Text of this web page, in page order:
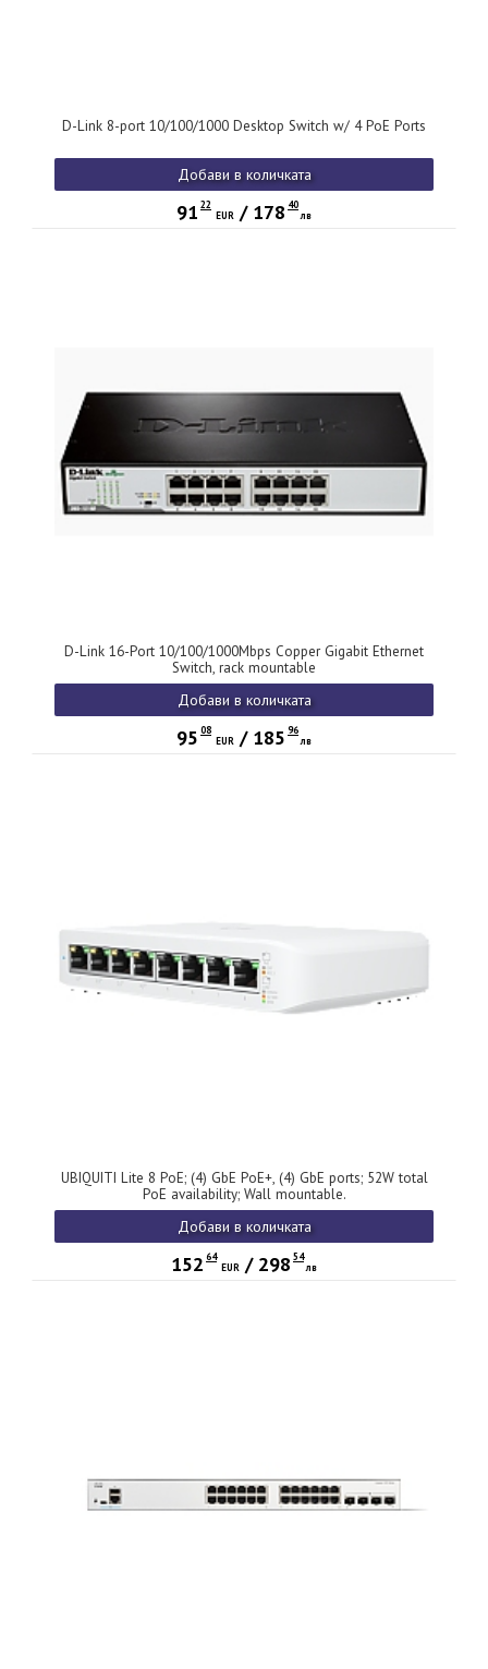
D-Link 8-port 10/100/1000 Desktop Switch w/ 4 PoE Ports
Добави в количката
91 22
EUR
/ 178 40
лв
D-Link 16-Port 10/100/1000Mbps Copper Gigabit Ethernet
Switch, rack mountable
Добави в количката
95 08
EUR / 185 96
лв
UBIQUITI Lite 8 PoE; (4) GbE PoE+, (4) GbE ports; 52W total
PoE availability; Wall mountable.
Добави в количката
152 64
EUR / 298 54
лв